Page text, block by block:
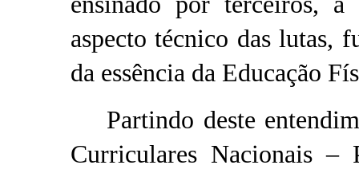
aspecto técnico das lutas,
da essência da Educação
Partindo deste
Curriculares Nacionais –